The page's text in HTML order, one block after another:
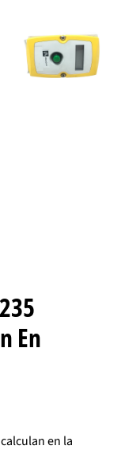
En
en la